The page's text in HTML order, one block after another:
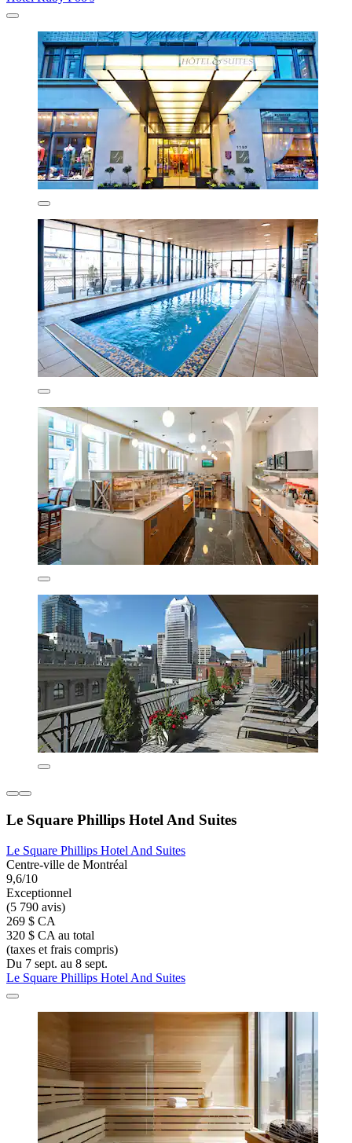
Le Square Phillips Hotel And Suites
Le Square Phillips Hotel And Suites
Centre-ville de Montréal
9,6/10
Exceptionnel
(5 790 avis)
269 $ CA
320 $ CA au total
(taxes et frais compris)
Du 7 sept. au 8 sept.
Le Square Phillips Hotel And Suites